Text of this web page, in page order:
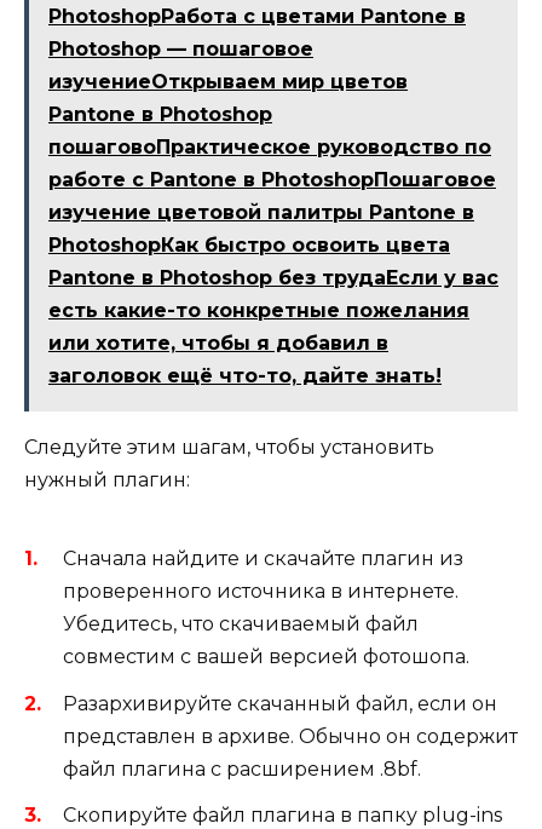
PhotoshopРабота с цветами Pantone в
Photoshop — пошаговое
изучениеОткрываем мир цветов
Pantone в Photoshop
пошаговоПрактическое руководство по
работе с Pantone в PhotoshopПошаговое
изучение цветовой палитры Pantone в
PhotoshopКак быстро освоить цвета
Pantone в Photoshop без трудаЕсли у вас
есть какие-то конкретные пожелания
или хотите, чтобы я добавил в
заголовок ещё что-то, дайте знать!
Следуйте этим шагам, чтобы установить
нужный плагин:
Сначала найдите и скачайте плагин из
проверенного источника в интернете.
Убедитесь, что скачиваемый файл
совместим с вашей версией фотошопа.
Разархивируйте скачанный файл, если он
представлен в архиве. Обычно он содержит
файл плагина с расширением .8bf.
Скопируйте файл плагина в папку plug-ins